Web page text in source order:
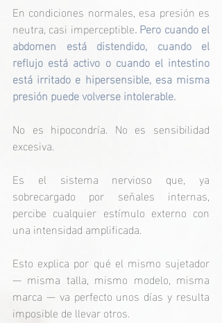
En condiciones normales, esa presión es
neutra, casi imperceptible. Pero cuando el
abdomen está distendido, cuando el
reflujo está activo o cuando el intestino
está irritado e hipersensible, esa misma
presión puede volverse intolerable.
No es hipocondría. No es sensibilidad
excesiva.
Es el sistema nervioso que, ya
sobrecargado por señales internas,
percibe cualquier estímulo externo con
una intensidad amplificada.
Esto explica por qué el mismo sujetador
— misma talla, mismo modelo, misma
marca — va perfecto unos días y resulta
imposible de llevar otros.